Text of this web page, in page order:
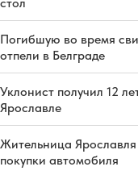
Погибшую во время
отпели в Белграде
Уклонист получил 12
Ярославле
Жительница
покупки автомобиля